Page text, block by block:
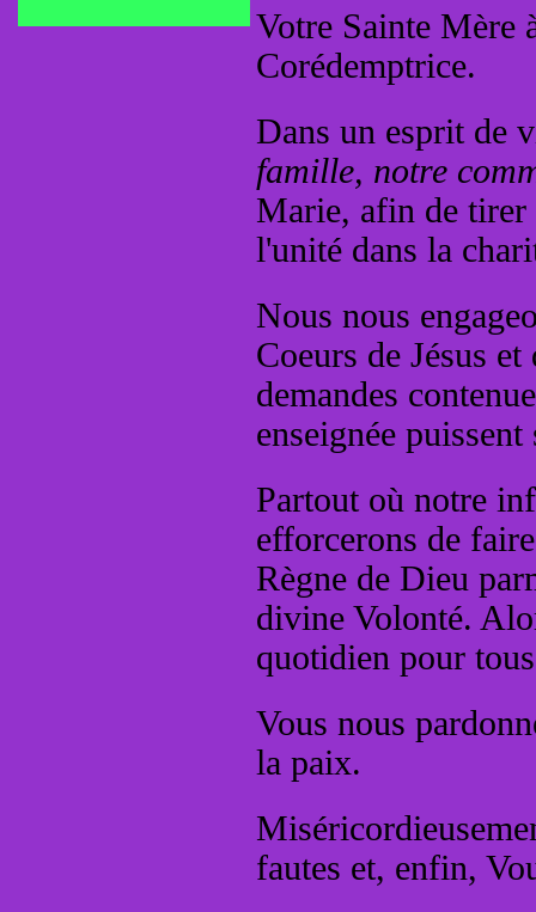
Votre Sainte Mère
Corédemptrice.
Dans un esprit de
famille, notre
Marie, afin de tirer
l'unité dans la
Nous nous
Coeurs de Jésus
demandes
enseignée puissent
Partout où notre
efforcerons de
Règne de Dieu
divine Volonté.
quotidien pour
Vous nous
la paix.
fautes et, enfin,